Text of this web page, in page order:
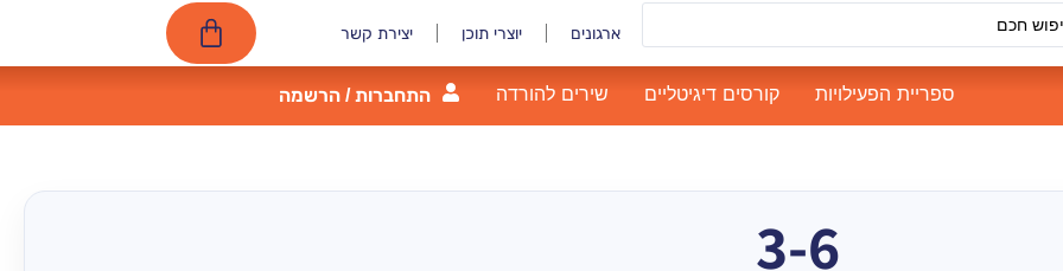
ארגונים יוצרי תוכן יצירת קשר
ספריית הפעילויות קורסים דיגיטליים שירים להורדה התחברות / הרשמה
3-6